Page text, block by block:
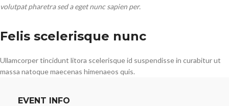
volutpat pharetra sed a eget nunc sapien per.
Felis scelerisque nunc
Ullamcorper tincidunt litora scelerisque id suspendisse in curabitur ut
massa natoque maecenas himenaeos quis.
EVENT INFO